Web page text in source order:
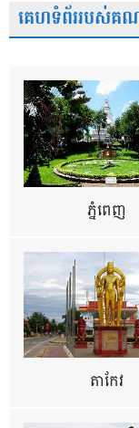
គេហទំព័ររបស់គណ
ភ្នំពេញ
តាកែវ